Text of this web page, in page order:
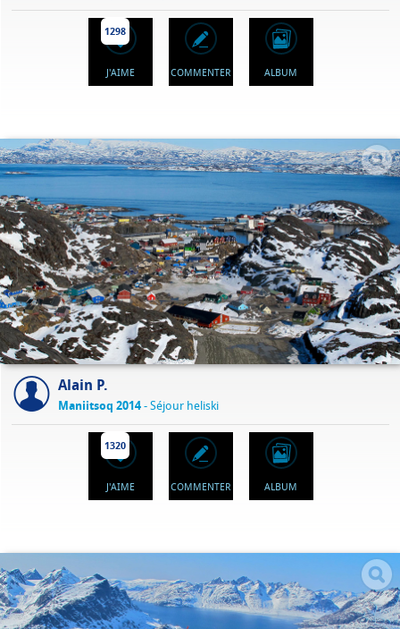
1298
J'AIME COMMENTER ALBUM
Alain P.
Maniitsoq 2014- Séjour heliski
1320
J'AIME COMMENTER ALBUM